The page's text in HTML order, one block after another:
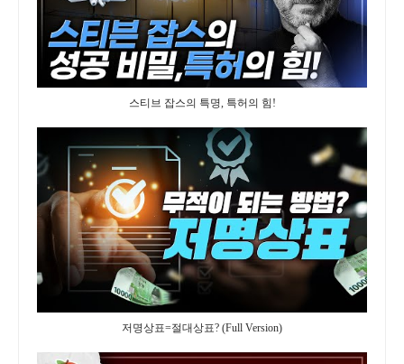
스티브 잡스의 특명, 특허의 힘!
저명상표=절대상표? (Full Version)